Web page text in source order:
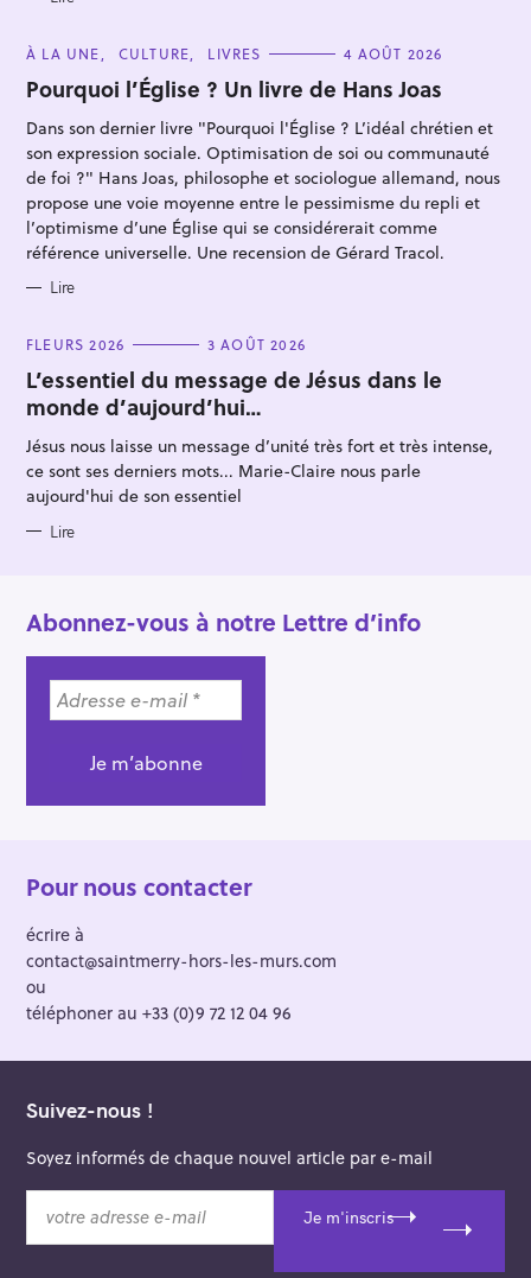
C
T
E
O
I
E
S
À LA UNE CULTURE LIVRES 4 AOÛT 2026
Pourquoi l’Église ? Un livre de Hans Joas
Dans son dernier livre "Pourquoi l'Église ? L’idéal chrétien et
son expression sociale. Optimisation de soi ou communauté
de foi ?" Hans Joas, philosophe et sociologue allemand, nous
propose une voie moyenne entre le pessimisme du repli et
l’optimisme d’une Église qui se considérerait comme
référence universelle. Une recension de Gérard Tracol.
Lire
C
T
E
G
O
R
I
E
S
FLEURS 2026 3 AOÛT 2026
L’essentiel du message de Jésus dans le
monde d’aujourd’hui…
Jésus nous laisse un message d’unité très fort et très intense,
ce sont ses derniers mots... Marie-Claire nous parle
aujourd'hui de son essentiel
Lire
Abonnez-vous à notre Lettre d’info
Pour nous contacter
écrire à
contact@saintmerry-hors-les-murs.com
ou
téléphoner au +33 (0)9 72 12 04 96
Suivez-nous !
Soyez informés de chaque nouvel article par e-mail
t
Je m'inscris